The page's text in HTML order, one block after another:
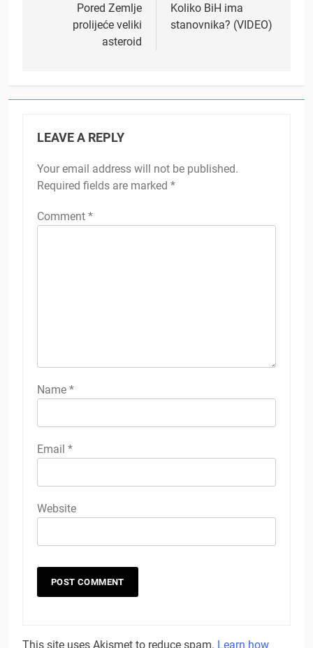
navigation
Pored Zemlje
prolijeće veliki
asteroid
Koliko BiH ima
stanovnika? (VIDEO)
LEAVE A REPLY
Your email address will not be published.
Required fields are marked *
Comment *
Name *
Email *
Website
This site uses Akismet to reduce spam. Learn how